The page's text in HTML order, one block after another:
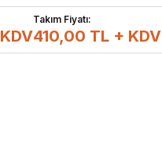
Takım Fiyatı:
410,00 TL + KDV